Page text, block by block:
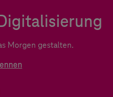
Morgen gestalten.